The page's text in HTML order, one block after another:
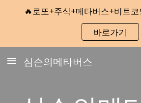
Skip to main content
🔥로또+주식+메타버스+비트
바로가기
심슨의메타버스